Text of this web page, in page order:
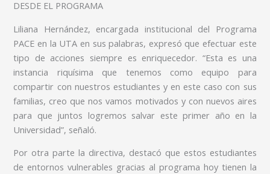
DESDE EL PROGRAMA
Liliana Hernández, encargada institucional del Programa
PACE en la UTA en sus palabras, expresó que efectuar este
tipo de acciones siempre es enriquecedor. “Esta es una
instancia riquísima que tenemos como equipo para
compartir con nuestros estudiantes y en este caso con sus
familias, creo que nos vamos motivados y con nuevos aires
para que juntos logremos salvar este primer año en la
Universidad”, señaló.
Por otra parte la directiva, destacó que estos estudiantes
de entornos vulnerables gracias al programa hoy tienen la